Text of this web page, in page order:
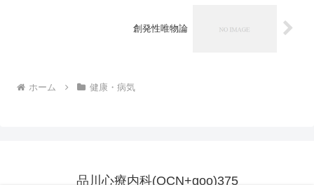
創発性唯物論
ホーム 健康・病気
品川心療内科(OCN+goo)375